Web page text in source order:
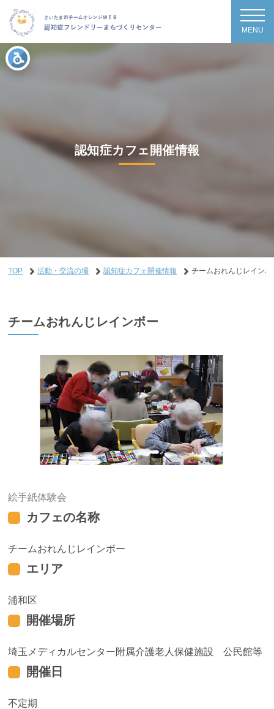
MENU
認知症カフェ開催情報
TOP 活動・交流の場 認知症カフェ開催情報 チームおれんじレインボ
チームおれんじレインボー
絵手紙体験会
カフェの名称
チームおれんじレインボー
エリア
浦和区
開催場所
埼玉メディカルセンター附属介護老人保健施設 公民館等
開催日
不定期